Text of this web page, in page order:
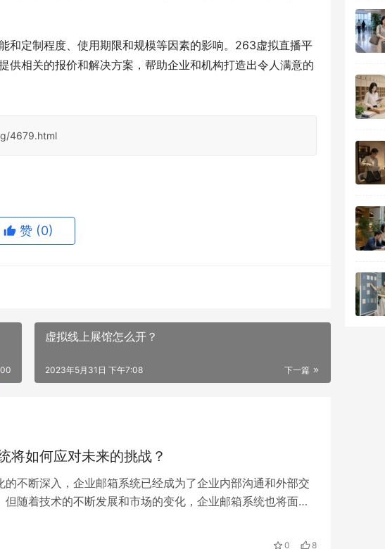
和定制程度、使用期限和规模等因素的影响。263虚拟直播平
供相关的报价和解决方案，帮助企业和机构打造出令人满意的
4679.html
赞 (0)
虚拟线上展馆怎么开？
下一篇
2023年5月31日 下午7:08
将如何应对未来的挑战？
的不断深入，企业邮箱系统已经成为了企业内部沟通和外部交
但随着技术的不断发展和市场的变化，企业邮箱系统也将面临
0 8